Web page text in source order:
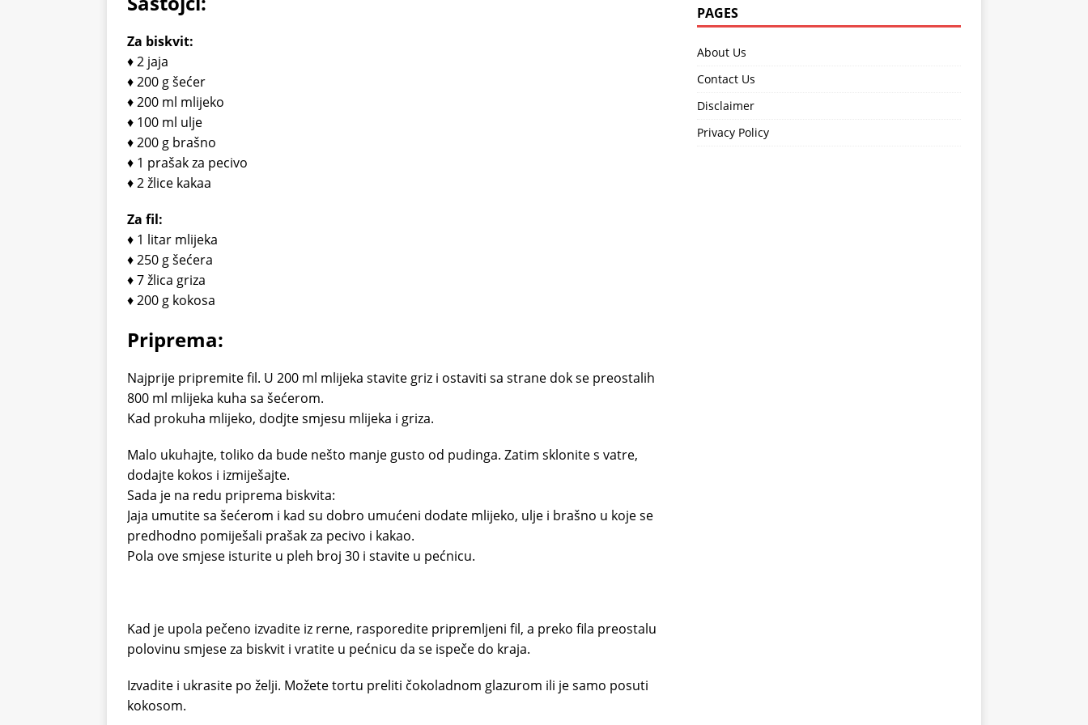
Za biskvit:
♦ 2 jaja
♦ 200 g šećer
♦ 200 ml mlijeko
♦ 100 ml ulje
♦ 200 g brašno
♦ 1 prašak za pecivo
♦ 2 žlice kakaa
Za fil:
♦ 1 litar mlijeka
♦ 250 g šećera
♦ 7 žlica griza
♦ 200 g kokosa
Priprema:
Najprije pripremite fil. U 200 ml mlijeka stavite griz i ostaviti sa strane dok se preostalih
800 ml mlijeka kuha sa šećerom.
Kad prokuha mlijeko, dodjte smjesu mlijeka i griza.
Malo ukuhajte, toliko da bude nešto manje gusto od pudinga. Zatim sklonite s vatre,
dodajte kokos i izmiješajte.
Sada je na redu priprema biskvita:
Jaja umutite sa šećerom i kad su dobro umućeni dodate mlijeko, ulje i brašno u koje se
predhodno pomiješali prašak za pecivo i kakao.
Pola ove smjese isturite u pleh broj 30 i stavite u pećnicu.
Kad je upola pečeno izvadite iz rerne, rasporedite pripremljeni fil, a preko fila preostalu
polovinu smjese za biskvit i vratite u pećnicu da se ispeče do kraja.
Izvadite i ukrasite po želji. Možete tortu preliti čokoladnom glazurom ili je samo posuti
kokosom.
PAGES
About Us
Contact Us
Disclaimer
Privacy Policy